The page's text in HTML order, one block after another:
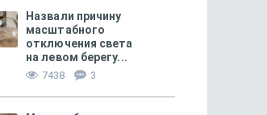
Назвали причину
масштабного
отключения света
на левом берегу...
7438 3